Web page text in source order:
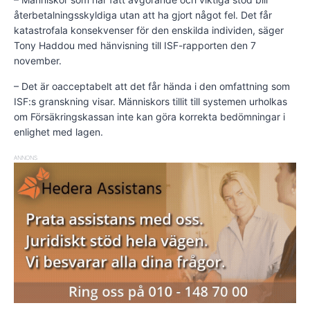
återbetalningsskyldiga utan att ha gjort något fel. Det får
katastrofala konsekvenser för den enskilda individen, säger
Tony Haddou med hänvisning till ISF-rapporten den 7
november.
– Det är oacceptabelt att det får hända i den omfattning som
ISF:s granskning visar. Människors tillit till systemen urholkas
om Försäkringskassan inte kan göra korrekta bedömningar i
enlighet med lagen.
ANNONS